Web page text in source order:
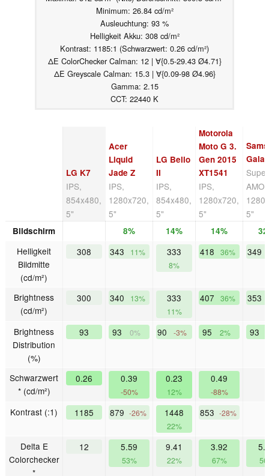
Minimum: 26.84 cd/m²
Ausleuchtung: 93 %
Helligkeit Akku: 308 cd/m²
Kontrast: 1185:1 (Schwarzwert: 0.26 cd/m²)
ΔE ColorChecker Calman: 12 | ∀{0.5-29.43 Ø4.71}
ΔE Greyscale Calman: 15.3 | ∀{0.09-98 Ø4.96}
Gamma: 2.15
CCT: 22440 K
LG K7
IPS,
854x480,
5"
Acer
Liquid
Jade Z
IPS,
1280x720,
5"
LG Bello
II
IPS,
854x480,
5"
Motorola
Moto G 3.
Gen 2015
XT1541
IPS,
1280x720,
5"
Super
5"
Bildschirm 8% 14% 14%
Helligkeit
Bildmitte
(cd/m²)
308 343 11% 333
8%
418 36% 349
Brightness
(cd/m²)
300 340 13% 333
11%
407 36% 353
Brightness
Distribution
(%)
93 93 0% 90 -3% 95 2% 93
Schwarzwert
* (cd/m²)
0.26 0.39
-50%
0.23
12%
0.49
-88%
Kontrast (:1) 1185 879 -26% 1448
22%
853 -28%
Delta E
Colorchecker
*
12 5.59
53%
9.41
22%
3.92
67%